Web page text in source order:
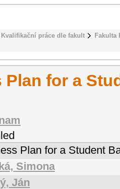
Kvalifikační práce dle fakult
Plan for a
Plan for a Student
Simona
Ján